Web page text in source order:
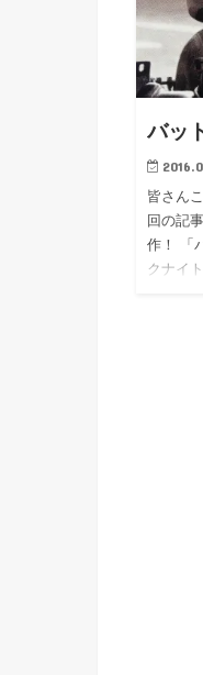
バッ
皆さん
回の記
作！ 「
クナイ